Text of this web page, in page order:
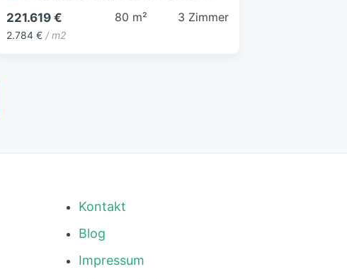
221.619 €
2.784 € / m2
80 m² 3 Zimmer
Kontakt
Blog
Impressum